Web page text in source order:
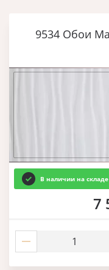
9534 Обои
В наличии на складе
7